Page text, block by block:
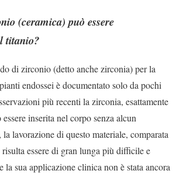
(ceramica) può essere
titanio?
di zirconio (detto anche zirconia) per la
endossei è documentato solo da pochi
più recenti la zirconia, esattamente
inserita nel corpo senza alcun
lavorazione di questo materiale, comparata
essere di gran lunga più difficile e
la sua applicazione clinica non è stata ancora